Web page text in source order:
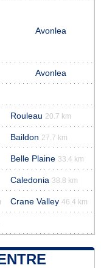
Avonlea
Avonlea
Rouleau 20.7 km
Baildon 27.7 km
Belle Plaine 33.4 km
Caledonia 38.8 km
Crane Valley 46.4 km